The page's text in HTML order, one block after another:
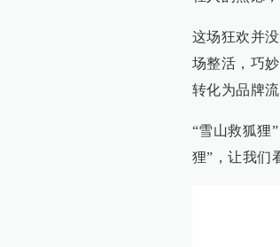
这场狂欢并
场整活，巧
转化为品牌
“雪山救狐狸
狸”，让我们